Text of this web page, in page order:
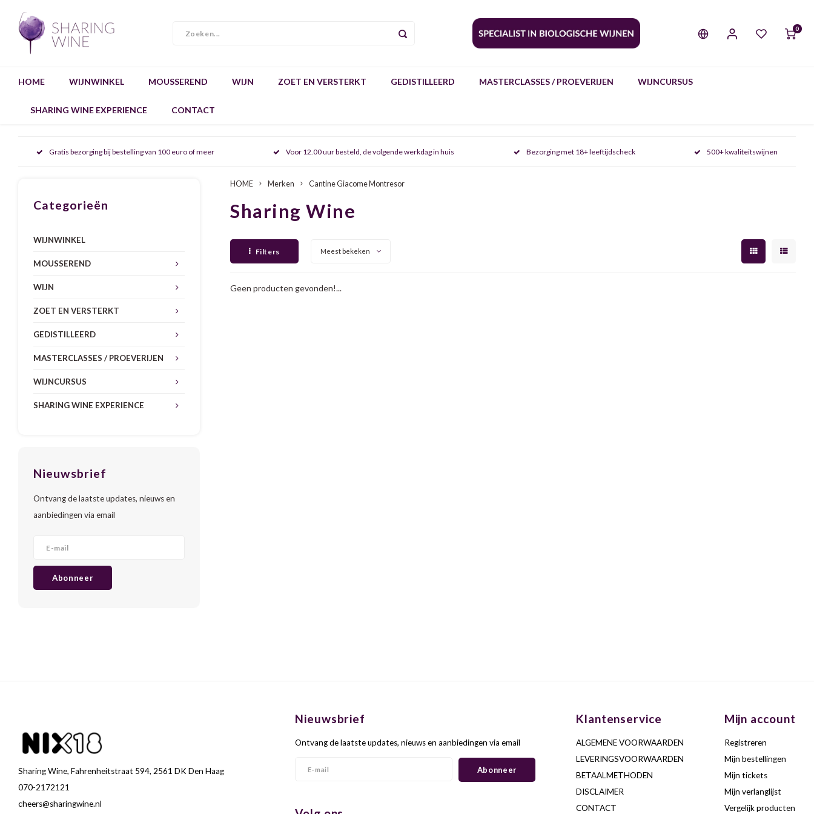
0
HOME WIJNWINKEL MOUSSEREND WIJN ZOET EN VERSTERKT GEDISTILLEERD MASTERCLASSES / PROEVERIJEN WIJNCURSUS
SHARING WINE EXPERIENCE CONTACT
Gratis bezorging bij bestelling van 100 euro of meer Voor 12.00 uur besteld, de volgende werkdag in huis Bezorging met 18+ leeftijdscheck 500+ kwaliteitswijnen
Categorieën
WIJNWINKEL
MOUSSEREND
WIJN
ZOET EN VERSTERKT
GEDISTILLEERD
MASTERCLASSES / PROEVERIJEN
WIJNCURSUS
SHARING WINE EXPERIENCE
Nieuwsbrief
Ontvang de laatste updates, nieuws en
aanbiedingen via email
Abonneer
HOME Merken Cantine Giacome Montresor
Sharing Wine
Filters Meest bekeken
Geen producten gevonden!...
Sharing Wine, Fahrenheitstraat 594, 2561 DK Den Haag
070-2172121
cheers@sharingwine.nl
Nieuwsbrief
Ontvang de laatste updates, nieuws en aanbiedingen via email
Abonneer
Klantenservice
ALGEMENE VOORWAARDEN
LEVERINGSVOORWAARDEN
BETAALMETHODEN
DISCLAIMER
CONTACT
Mijn account
Registreren
Mijn bestellingen
Mijn tickets
Mijn verlanglijst
Vergelijk producten